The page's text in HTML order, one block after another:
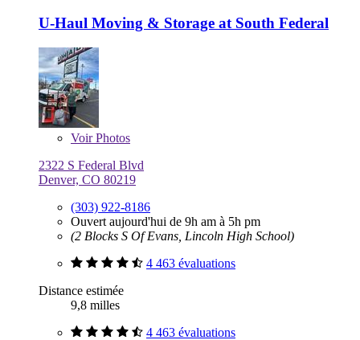
U-Haul Moving & Storage at South Federal
VoirPhotos
2322 S Federal Blvd
Denver, CO 80219
(303) 922-8186
Ouvert aujourd'hui de 9h am à 5h pm
(2 Blocks S Of Evans, Lincoln High School)
4 463 évaluations
Distance estimée
9,8 milles
4 463 évaluations